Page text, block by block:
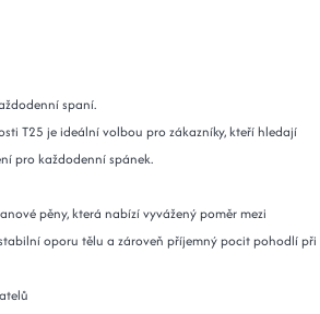
spaní.
T25 je ideální volbou pro zákazníky, kteří hledají
pro každodenní spánek.
pěny, která nabízí vyvážený poměr mezi
oporu tělu a zároveň příjemný pocit pohodlí při